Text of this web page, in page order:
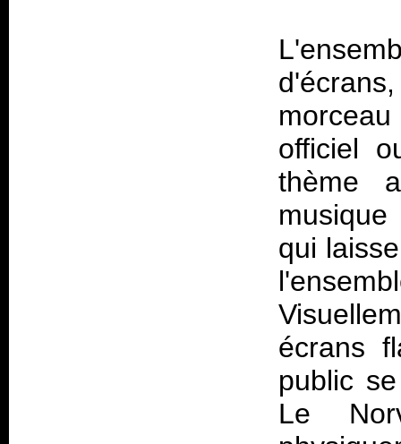
officiel
thème
qui
écrans
public
Le